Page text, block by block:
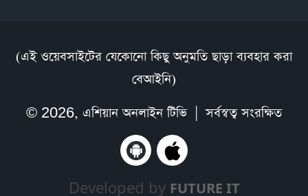
(এই ওয়েবসাইটের যেকোনো কিছু অনুমতি ছাড়া ব্যবহার করা
বেআইনি)
© 2026, এশিয়ান অনলাইন টিভি| সর্বস্বত্ব সংরক্ষিত
Developed by FUTURE IT